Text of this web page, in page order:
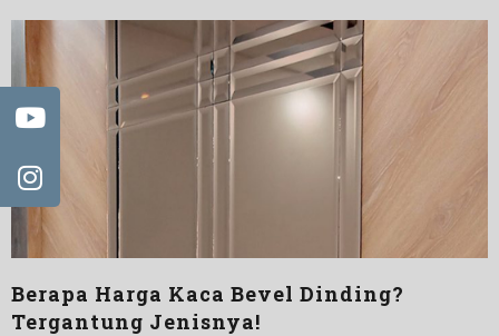
Berapa Harga Kaca Bevel Dinding?
Tergantung Jenisnya!